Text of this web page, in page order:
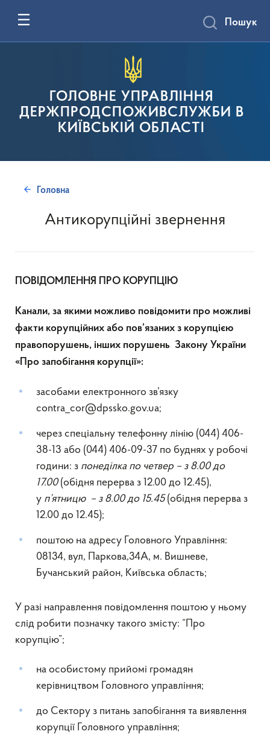
ГОЛОВНЕ УПРАВЛІННЯ
ДЕРЖПРОДСПОЖИВСЛУЖБИ В
КИЇВСЬКІЙ ОБЛАСТІ
Пошук
Головна
Антикорупційні звернення
ПОВІДОМЛЕННЯ ПРО КОРУПЦІЮ
Канали, за якими можливо повідомити про можливі
факти корупційних або пов’язаних з корупцією
правопорушень, інших порушень Закону України
«Про запобігання корупції»:
засобами електронного зв’язку
contra_cor@dpssko.gov.ua;
через спеціальну телефонну лінію (044) 406-
38-13 або (044) 406-09-37 по буднях у робочі
години: з понеділка по четвер – з 8.00 до
17.00(обідня перерва з 12.00 до 12.45),
у п’ятницю – з 8.00 до 15.45(обідня перерва з
12.00 до 12.45);
поштою на адресу Головного Управління:
08134, вул, Паркова,34А, м. Вишневе,
Бучанський район, Київська область;
У разі направлення повідомлення поштою у ньому
слід робити позначку такого змісту: “Про
корупцію”;
на особистому прийомі громадян
керівництвом Головного управління;
до Сектору з питань запобігання та виявлення
корупції Головного управління;